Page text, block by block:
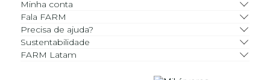
Minha conta
Fala FARM
Precisa de ajuda?
Sustentabilidade
FARM Latam